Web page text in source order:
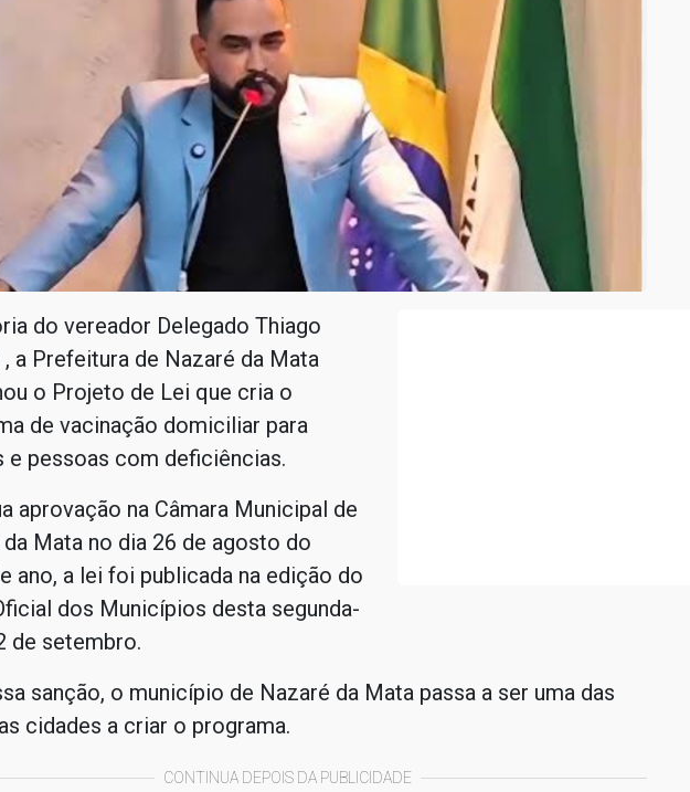
do vereador Delegado Thiago
, a Prefeitura de Nazaré da Mata
o Projeto de Lei que cria o
de vacinação domiciliar para
e pessoas com deficiências.
aprovação na Câmara Municipal de
da Mata no dia 26 de agosto do
ano, a lei foi publicada na edição do
dos Municípios desta segunda-
de setembro.
sanção, o município de Nazaré da Mata passa a ser uma das
cidades a criar o programa.
CONTINUA DEPOIS DA PUBLICIDADE